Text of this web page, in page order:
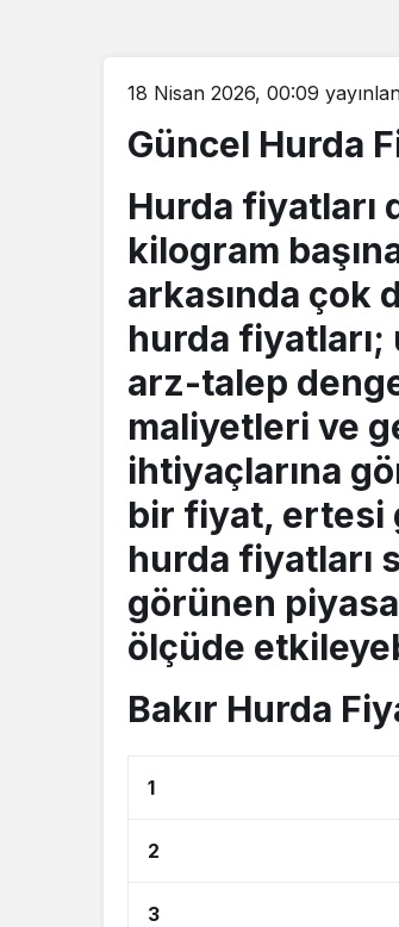
18 Nisan 2026, 00:09
Güncel Hurda
Hurda fiyatları
kilogram
arkasında çok
hurda fiyatları;
arz-talep
maliyetleri ve
ihtiyaçlarına
bir fiyat, ertesi
hurda fiyatları
görünen
ölçüde
Bakır Hurda
1
2
3